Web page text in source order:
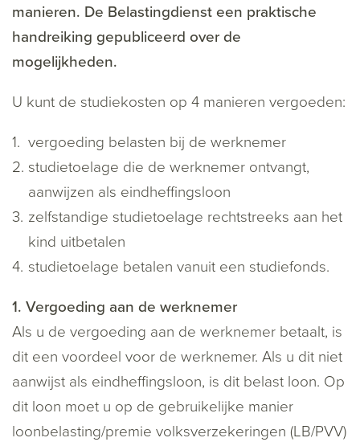
manieren. De Belastingdienst een praktische
handreiking gepubliceerd over de
mogelijkheden.
U kunt de studiekosten op 4 manieren vergoeden:
vergoeding belasten bij de werknemer
studietoelage die de werknemer ontvangt,
aanwijzen als eindheffingsloon
zelfstandige studietoelage rechtstreeks aan het
kind uitbetalen
studietoelage betalen vanuit een studiefonds.
1. Vergoeding aan de werknemer
Als u de vergoeding aan de werknemer betaalt, is
dit een voordeel voor de werknemer. Als u dit niet
aanwijst als eindheffingsloon, is dit belast loon. Op
dit loon moet u op de gebruikelijke manier
loonbelasting/premie volksverzekeringen (LB/PVV)